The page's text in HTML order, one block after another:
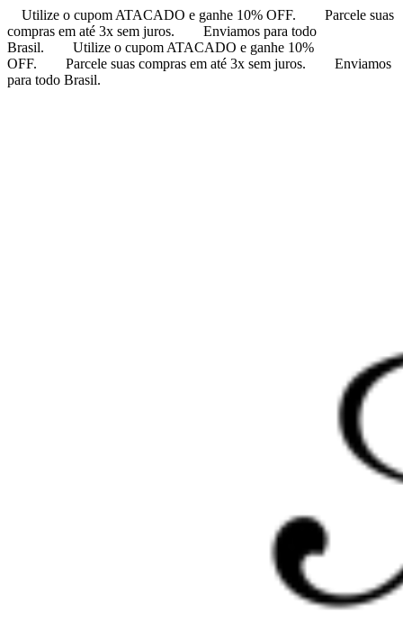
Utilize o cupom ATACADO e ganhe 10% OFF.
Parcele suas
compras em até 3x sem juros.
Enviamos para todo
Brasil.
Utilize o cupom ATACADO e ganhe 10%
OFF.
Parcele suas compras em até 3x sem juros.
Enviamos
para todo Brasil.